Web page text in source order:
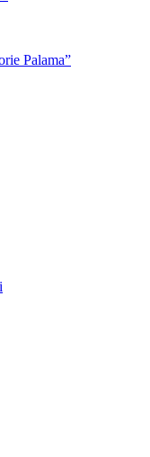
Palama”